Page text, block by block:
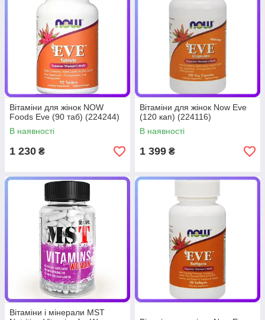
Вітаміни для жінок NOW
Foods Eve (90 таб) (224244)
В наявності
1 230 ₴
Вітаміни для жінок Now Eve
(120 кап) (224116)
В наявності
1 399 ₴
Вітаміни і мінерали MST